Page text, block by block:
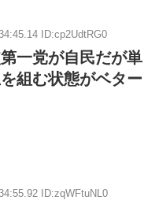
ID:cp2UdtRG0
一党が自民だが単
組む状態がベター
ID:zqWFtuNL0